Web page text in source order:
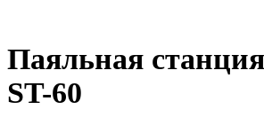
Паяльная
ST-60